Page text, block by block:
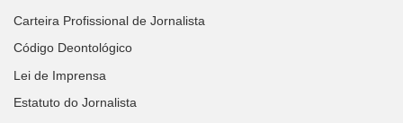
Carteira Profissional de Jornalista
Código Deontológico
Lei de Imprensa
Estatuto do Jornalista